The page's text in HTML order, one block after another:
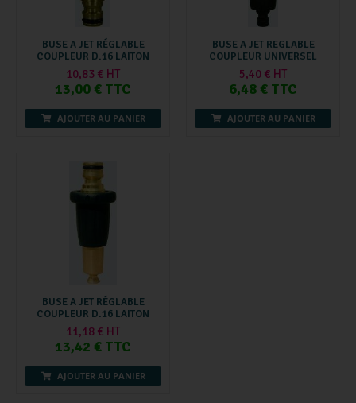
BUSE A JET RÉGLABLE
COUPLEUR D.16 LAITON
10,83 € HT
13,00 € TTC
AJOUTER AU PANIER
BUSE A JET REGLABLE
COUPLEUR UNIVERSEL
5,40 € HT
6,48 € TTC
AJOUTER AU PANIER
BUSE A JET RÉGLABLE
COUPLEUR D.16 LAITON
11,18 € HT
13,42 € TTC
AJOUTER AU PANIER